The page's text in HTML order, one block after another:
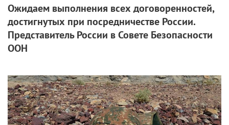
Ожидаем выполнения всех договоренностей,
достигнутых при посредничестве России.
Представитель России в Совете Безопасности
ООН